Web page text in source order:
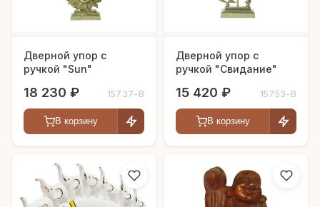
Дверной упор с
ручкой "Sun"
18 230 ₽ 15737-В
В корзину
Дверной упор с
ручкой "Свидание"
15 420 ₽ 15753-В
В корзину